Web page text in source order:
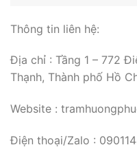
Thông tin liên hệ:
Địa chỉ : Tầng 1 – 772
Thạnh, Thành phố Hồ